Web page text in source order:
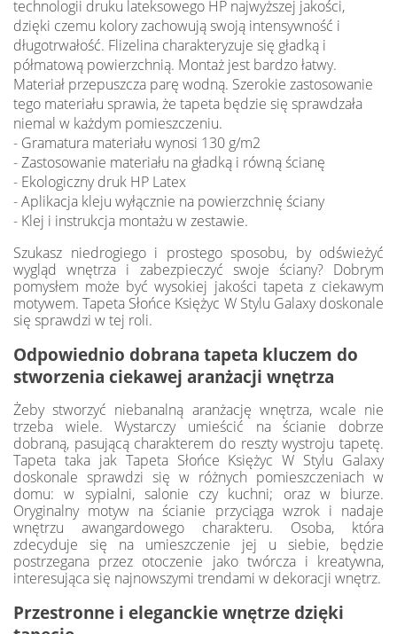
technologii druku lateksowego HP najwyższej jakości,
dzięki czemu kolory zachowują swoją intensywność i
długotrwałość. Flizelina charakteryzuje się gładką i
półmatową powierzchnią. Montaż jest bardzo łatwy.
Materiał przepuszcza parę wodną. Szerokie zastosowanie
tego materiału sprawia, że tapeta będzie się sprawdzała
niemal w każdym pomieszczeniu.
- Gramatura materiału wynosi 130 g/m2
- Zastosowanie materiału na gładką i równą ścianę
- Ekologiczny druk HP Latex
- Aplikacja kleju wyłącznie na powierzchnię ściany
- Klej i instrukcja montażu w zestawie.
Szukasz niedrogiego i prostego sposobu, by odświeżyć
wygląd wnętrza i zabezpieczyć swoje ściany? Dobrym
pomysłem może być wysokiej jakości tapeta z ciekawym
motywem. Tapeta Słońce Księżyc W Stylu Galaxy doskonale
się sprawdzi w tej roli.
Odpowiednio dobrana tapeta kluczem do
stworzenia ciekawej aranżacji wnętrza
Żeby stworzyć niebanalną aranżację wnętrza, wcale nie
trzeba wiele. Wystarczy umieścić na ścianie dobrze
dobraną, pasującą charakterem do reszty wystroju tapetę.
Tapeta taka jak Tapeta Słońce Księżyc W Stylu Galaxy
doskonale sprawdzi się w różnych pomieszczeniach w
domu: w sypialni, salonie czy kuchni; oraz w biurze.
Oryginalny motyw na ścianie przyciąga wzrok i nadaje
wnętrzu awangardowego charakteru. Osoba, która
zdecyduje się na umieszczenie jej u siebie, będzie
postrzegana przez otoczenie jako twórcza i kreatywna,
interesująca się najnowszymi trendami w dekoracji wnętrz.
Przestronne i eleganckie wnętrze dzięki